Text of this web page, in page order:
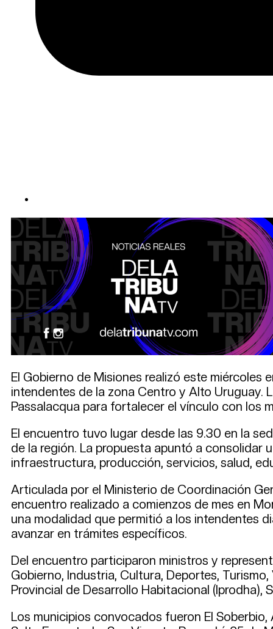
El Gobierno de Misiones realizó este
intendentes de la zona Centro y Alto Uruguay.
Passalacqua para fortalecer el vínculo con los
El encuentro tuvo lugar desde las 9.30 en la
de la región. La propuesta apuntó a consolidar
infraestructura, producción, servicios, salud,
Articulada por el Ministerio de Coordinación
encuentro realizado a comienzos de mes en
una modalidad que permitió a los intendentes
avanzar en trámites específicos.
Del encuentro participaron ministros y
Gobierno, Industria, Cultura, Deportes,
Provincial de Desarrollo Habitacional
Los municipios convocados fueron El